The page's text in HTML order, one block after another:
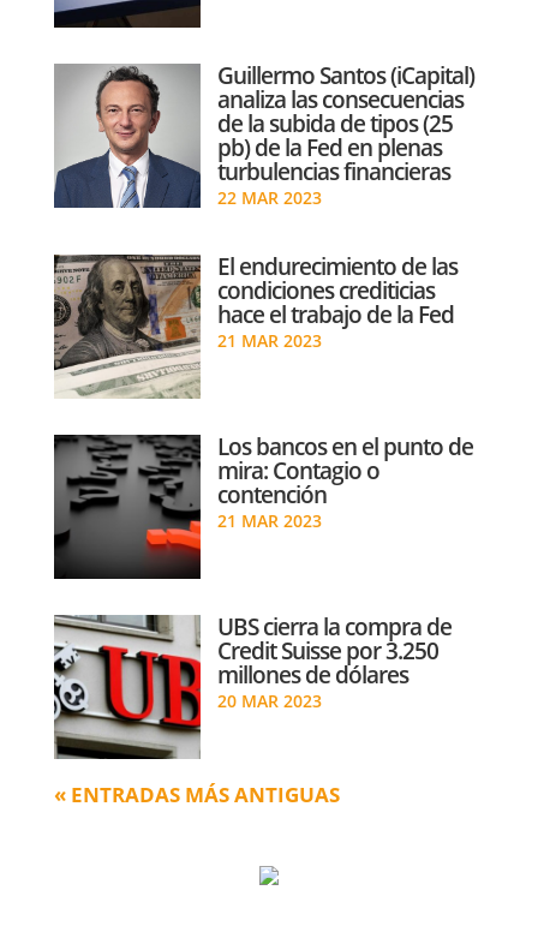
Guillermo Santos (iCapital)
analiza las consecuencias
de la subida de tipos (25
pb) de la Fed en plenas
turbulencias financieras
22 MAR 2023
El endurecimiento de las
condiciones crediticias
hace el trabajo de la Fed
21 MAR 2023
Los bancos en el punto de
mira: Contagio o
contención
21 MAR 2023
UBS cierra la compra de
Credit Suisse por 3.250
millones de dólares
20 MAR 2023
« ENTRADAS MÁS ANTIGUAS